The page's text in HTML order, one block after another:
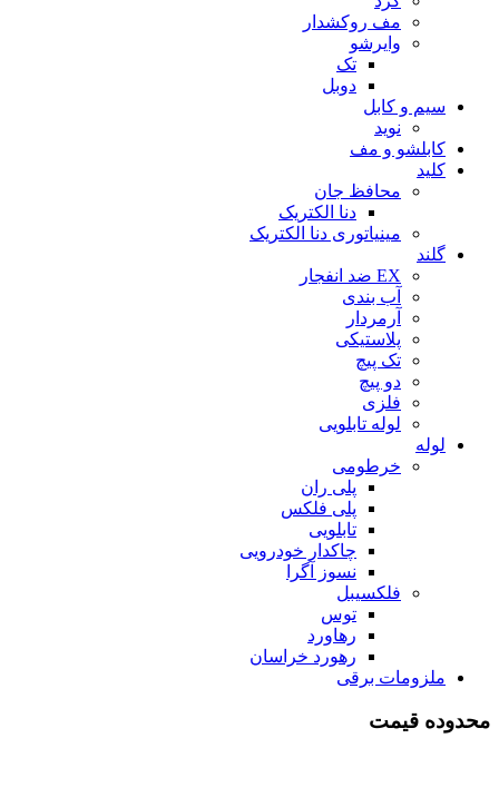
مف روکشدار
وایرشو
تک
دوبل
سیم و کابل
نوید
کابلشو و مف
کلید
محافظ جان
دنا الکتریک
مینیاتوری دنا الکتریک
گلند
EX ضد انفجار
آب بندی
آرمردار
پلاستیکی
تک پیچ
دو پیچ
فلزی
لوله تابلویی
لوله
خرطومی
پلی ران
پلی فلکس
تابلویی
چاکدار خودرویی
نسوز آگرا
فلکسیبل
توس
رهاورد
رهورد خراسان
ملزومات برقی
محدوده قیمت